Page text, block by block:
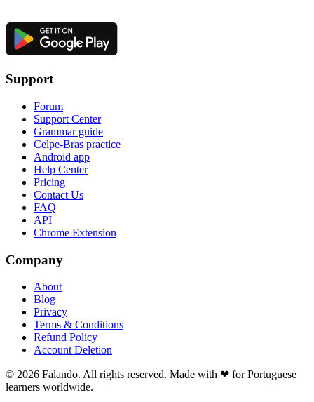
Support
Forum
Support Center
Grammar guide
Celpe-Bras practice
Android app
Help Center
Pricing
Contact Us
FAQ
API
Chrome Extension
Company
About
Blog
Privacy
Terms & Conditions
Refund Policy
Account Deletion
© 2026 Falando. All rights reserved. Made with ❤ for Portuguese
learners worldwide.